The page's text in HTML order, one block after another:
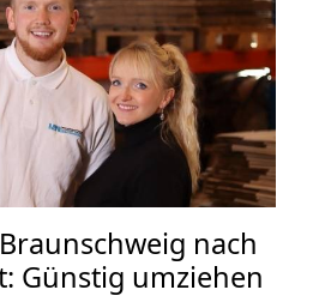
nach
Günstig umziehen